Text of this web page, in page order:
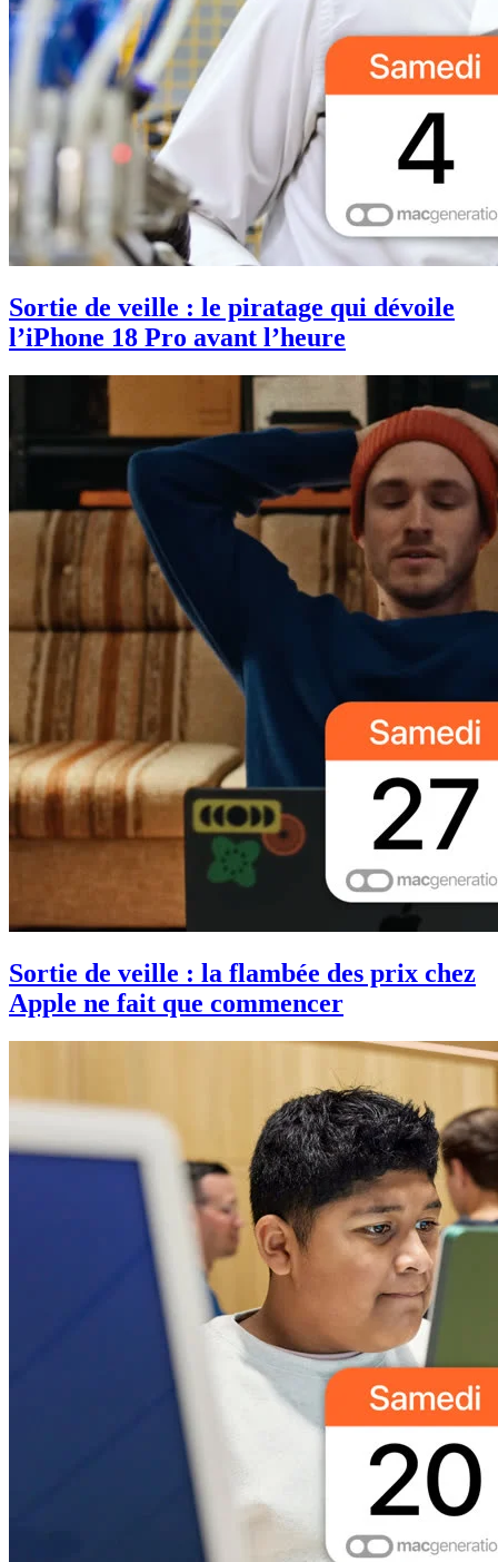
Sortie de veille : le piratage qui dévoile
l’iPhone 18 Pro avant l’heure
Sortie de veille : la flambée des prix chez
Apple ne fait que commencer